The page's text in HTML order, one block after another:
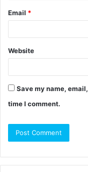
Email *
Website
Save my name,
time I comment.